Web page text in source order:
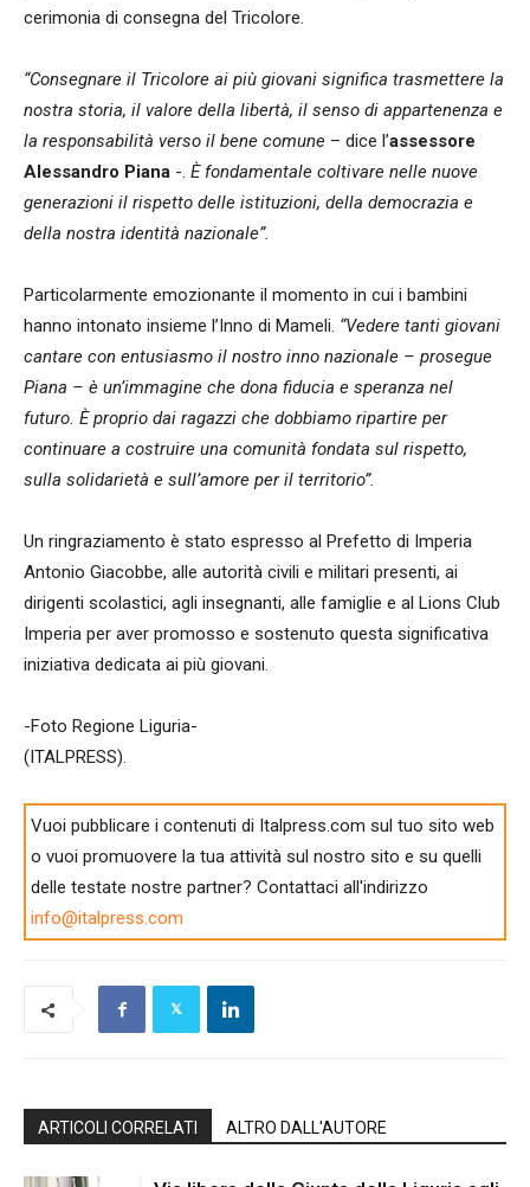
cerimonia di consegna del Tricolore.
“Consegnare il Tricolore ai più giovani significa trasmettere la
nostra storia, il valore della libertà, il senso di appartenenza e
la responsabilità verso il bene comune – dice l’assessore
Alessandro Piana -. È fondamentale coltivare nelle nuove
generazioni il rispetto delle istituzioni, della democrazia e
della nostra identità nazionale”.
Particolarmente emozionante il momento in cui i bambini
hanno intonato insieme l’Inno di Mameli. “Vedere tanti giovani
cantare con entusiasmo il nostro inno nazionale – prosegue
Piana – è un’immagine che dona fiducia e speranza nel
futuro. È proprio dai ragazzi che dobbiamo ripartire per
continuare a costruire una comunità fondata sul rispetto,
sulla solidarietà e sull’amore per il territorio”.
Un ringraziamento è stato espresso al Prefetto di Imperia
Antonio Giacobbe, alle autorità civili e militari presenti, ai
dirigenti scolastici, agli insegnanti, alle famiglie e al Lions Club
Imperia per aver promosso e sostenuto questa significativa
iniziativa dedicata ai più giovani.
-Foto Regione Liguria-
(ITALPRESS).
Vuoi pubblicare i contenuti di Italpress.com sul tuo sito web
o vuoi promuovere la tua attività sul nostro sito e su quelli
delle testate nostre partner? Contattaci all'indirizzo
info@italpress.com
ARTICOLI CORRELATI ALTRO DALL'AUTORE